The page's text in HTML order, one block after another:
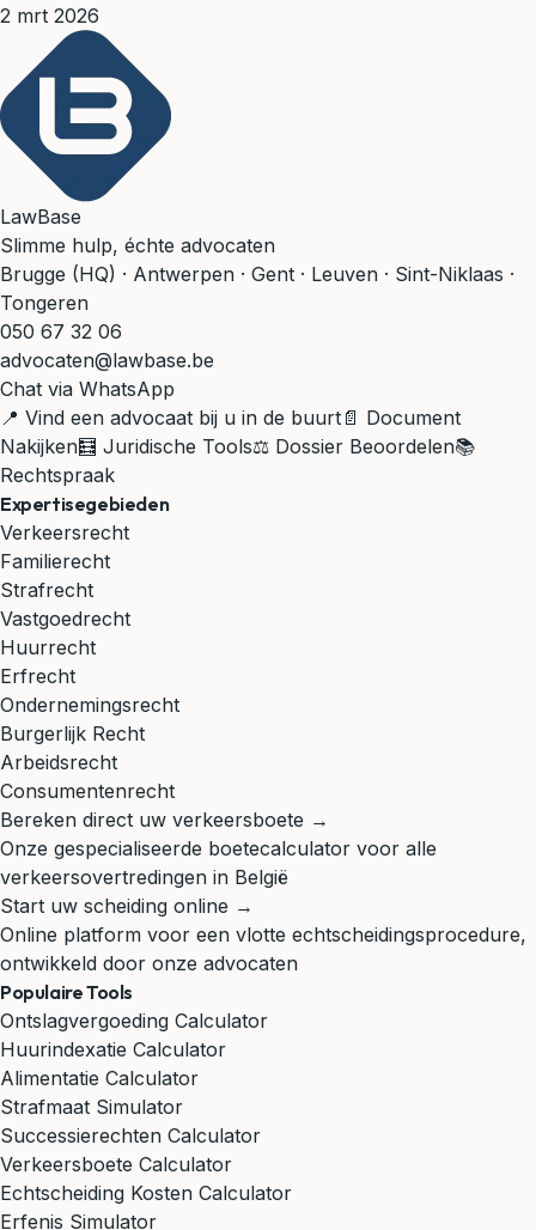
2 mrt 2026
LawBase
Slimme hulp, échte advocaten
Brugge (HQ) · Antwerpen · Gent · Leuven · Sint-Niklaas ·
Tongeren
050 67 32 06
advocaten@lawbase.be
Chat via WhatsApp
📍 Vind een advocaat bij u in de buurt 📄 Document
Nakijken🧮 Juridische Tools⚖️ Dossier Beoordelen📚
Rechtspraak
Expertisegebieden
Verkeersrecht
Familierecht
Strafrecht
Vastgoedrecht
Huurrecht
Erfrecht
Ondernemingsrecht
Burgerlijk Recht
Arbeidsrecht
Consumentenrecht
Bereken direct uw verkeersboete →
Onze gespecialiseerde boetecalculator voor alle
verkeersovertredingen in België
Start uw scheiding online →
Online platform voor een vlotte echtscheidingsprocedure,
ontwikkeld door onze advocaten
Populaire Tools
Ontslagvergoeding Calculator
Huurindexatie Calculator
Alimentatie Calculator
Strafmaat Simulator
Successierechten Calculator
Verkeersboete Calculator
Echtscheiding Kosten Calculator
Erfenis Simulator